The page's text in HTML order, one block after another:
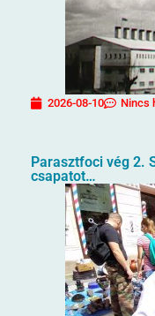
2026-08-10 Nincs
Parasztfoci vég 2.
csapatot…